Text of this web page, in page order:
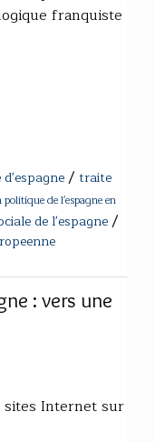
franquiste
d'espagne/ traite
de l'espagne en
de l'espagne/
: vers une
sites Internet sur